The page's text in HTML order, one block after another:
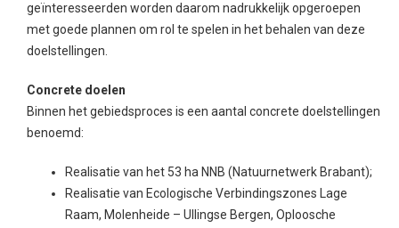
geïnteresseerden worden daarom nadrukkelijk opgeroepen
met goede plannen om rol te spelen in het behalen van deze
doelstellingen.
Concrete doelen
Binnen het gebiedsproces is een aantal concrete doelstellingen
benoemd:
Realisatie van het 53 ha NNB (Natuurnetwerk Brabant);
Realisatie van Ecologische Verbindingszones Lage
Raam, Molenheide – Ullingse Bergen, Oploosche